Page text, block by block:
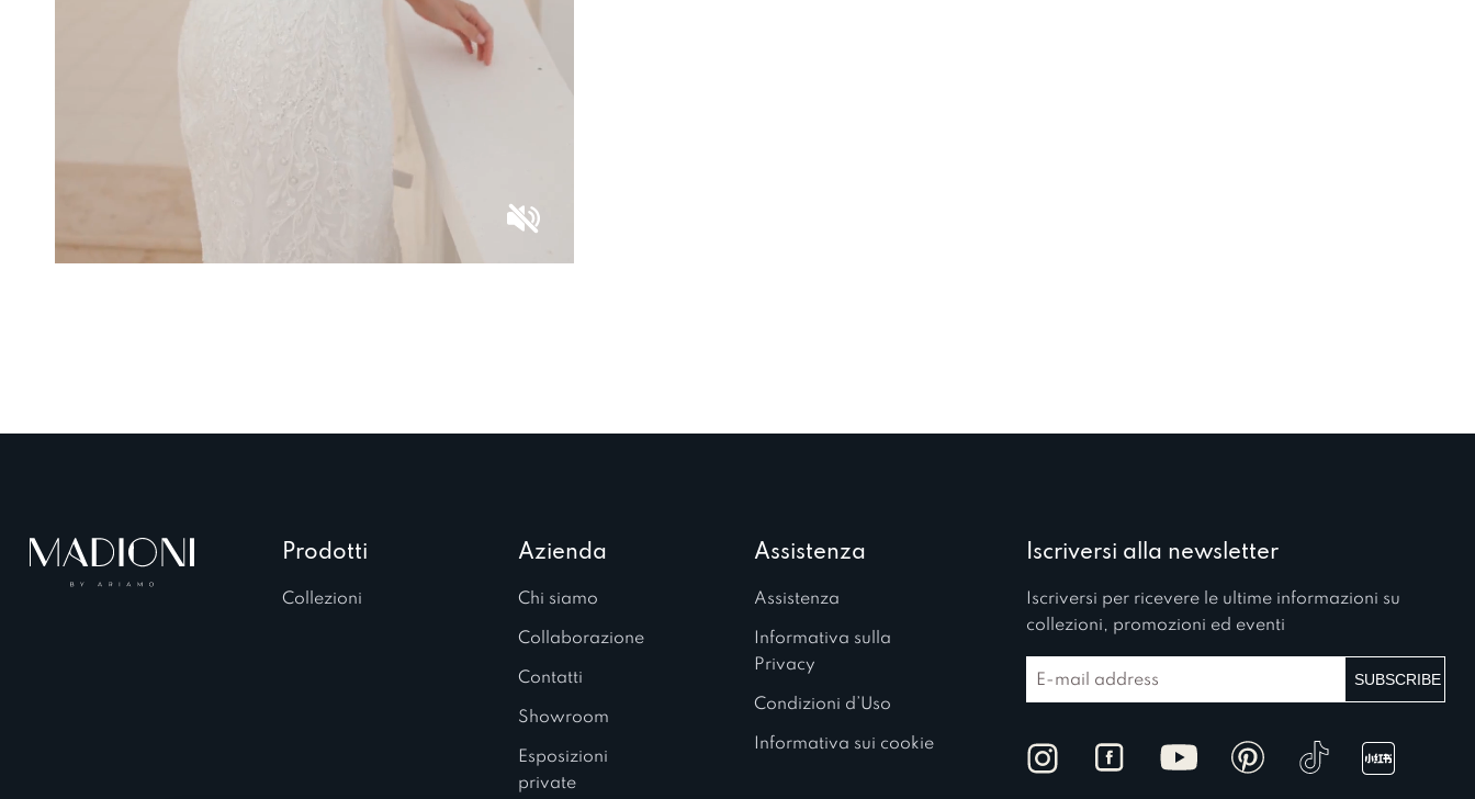
Prodotti
Collezioni
Azienda
Chi siamo
Collaborazione
Contatti
Showroom
Esposizioni
private
Assistenza
Assistenza
Informativa sulla
Privacy
Condizioni d’Uso
Informativa sui cookie
Iscriversi alla newsletter
Iscriversi per ricevere le ultime informazioni su
collezioni, promozioni ed eventi